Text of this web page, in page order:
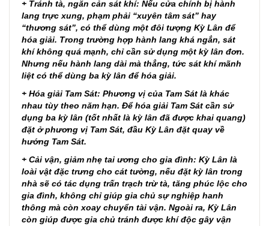
+ Tránh tà, ngăn cản sát khí: Nếu cửa chính bị hành
lang trực xung, phạm phải “xuyên tâm sát” hay
“thương sát”, có thể dùng một đôi tượng Kỳ Lân để
hóa giải. Trong trường hợp hành lang khá ngắn, sát
khí không quá mạnh, chỉ cần sử dụng một kỳ lân đơn.
Nhưng nếu hành lang dài mà thẳng, tức sát khí mãnh
liệt có thể dùng ba kỳ lân để hóa giải.
+ Hóa giải Tam Sát: Phương vị của Tam Sát là khác
nhau tùy theo năm hạn. Để hóa giải Tam Sát cần sử
dụng ba kỳ lân (tốt nhất là kỳ lân đã được khai quang)
đặt ở phương vị Tam Sát, đầu Kỳ Lân đặt quay về
hướng Tam Sát.
+ Cải vận, giảm nhẹ tai ương cho gia đình: Kỳ Lân là
loài vật đặc trưng cho cát tường, nếu đặt kỳ lân trong
nhà sẽ có tác dụng trấn trạch trừ tà, tăng phúc lộc cho
gia đình, không chỉ giúp gia chủ sự nghiệp hanh
thông mà còn xoay chuyển tài vận. Ngoài ra, Kỳ Lân
còn giúp được gia chủ tránh được khí độc gây vận